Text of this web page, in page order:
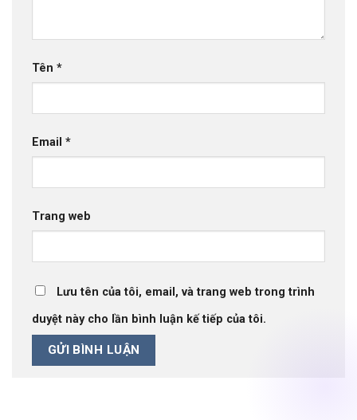
Tên *
Email *
Trang web
Lưu tên của tôi, email, và trang web trong trình
duyệt này cho lần bình luận kế tiếp của tôi.